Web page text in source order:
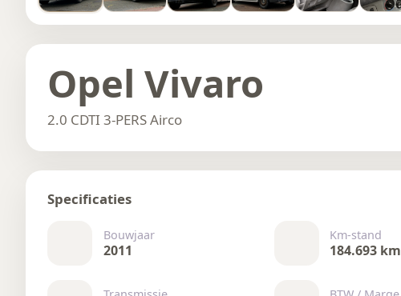
Opel Vivaro
2.0 CDTI 3-PERS Airco
Specificaties
Bouwjaar
2011
Km-stand
184.693 km